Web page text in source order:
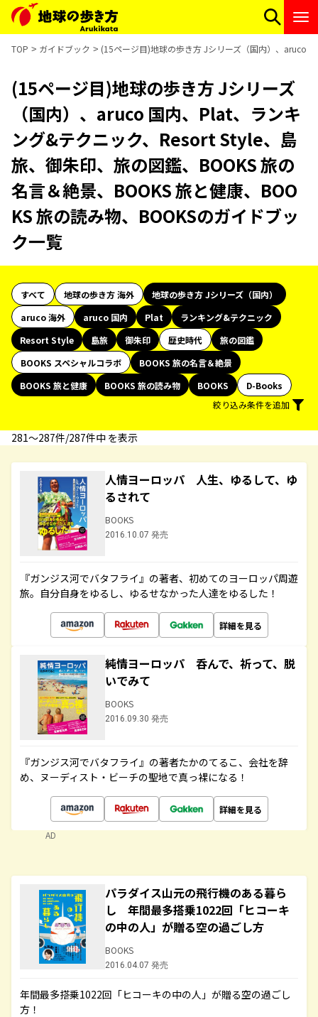
TOP ガイドブック (15ページ目)地球の歩き方 Jシリーズ（国内）、aruco
(15ページ目)地球の歩き方 Jシリーズ
（国内）、aruco 国内、Plat、ランキ
ング&テクニック、Resort Style、島
旅、御朱印、旅の図鑑、BOOKS 旅の
名言＆絶景、BOOKS 旅と健康、BOO
KS 旅の読み物、BOOKSのガイドブッ
ク一覧
すべて 地球の歩き方 海外
地球の歩き方 Jシリーズ（国内）
aruco 海外
aruco 国内 Plat
ランキング&テクニック
Resort Style
島旅 御朱印 歴史時代
旅の図鑑
BOOKS スペシャルコラボ
BOOKS 旅の名言＆絶景
BOOKS 旅と健康
BOOKS 旅の読み物 BOOKS
D-Books
絞り込み条件を追加
281〜287件/287件中 を表示
人情ヨーロッパ 人生、ゆるして、ゆ
るされて
BOOKS
2016.10.07 発売
『ガンジス河でバタフライ』の著者、初めてのヨーロッパ周遊
旅。自分自身をゆるし、ゆるせなかった人達をゆるした！
詳細を見る
純情ヨーロッパ 呑んで、祈って、脱
いでみて
BOOKS
2016.09.30 発売
『ガンジス河でバタフライ』の著者たかのてるこ、会社を辞
め、ヌーディスト・ビーチの聖地で真っ裸になる！
詳細を見る
AD
パラダイス山元の飛行機のある暮ら
し 年間最多搭乗1022回「ヒコーキ
の中の人」が贈る空の過ごし方
BOOKS
2016.04.07 発売
年間最多搭乗1022回「ヒコーキの中の人」が贈る空の過ごし
方！